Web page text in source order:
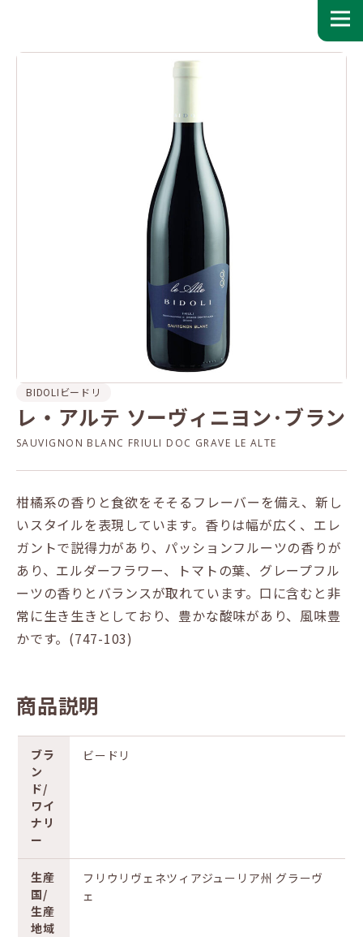
BIDOLI ビードリ
レ・アルテ ソーヴィニヨン･ブラン
SAUVIGNON BLANC FRIULI DOC GRAVE LE ALTE
柑橘系の香りと食欲をそそるフレーバーを備え、新し
いスタイルを表現しています。香りは幅が広く、エレ
ガントで説得力があり、パッションフルーツの香りが
あり、エルダーフラワー、トマトの葉、グレープフル
ーツの香りとバランスが取れています。口に含むと非
常に生き生きとしており、豊かな酸味があり、風味豊
かです。(747-103)
商品説明
ブラ
ン
ド/
ワイ
ナリ
ー
ビードリ
生産
国/
生産
地域
フリウリヴェネツィアジューリア州 グラーヴ
ェ